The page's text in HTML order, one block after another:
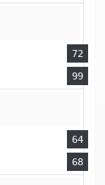
72
99
64
68